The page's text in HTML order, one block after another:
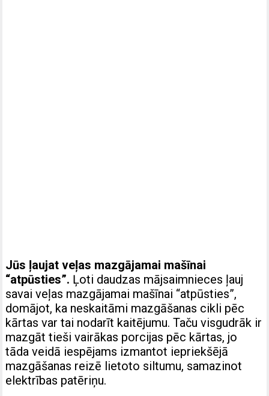
Jūs ļaujat veļas mazgājamai mašīnai
“atpūsties”. Ļoti daudzas mājsaimnieces ļauj
savai veļas mazgājamai mašīnai “atpūsties”,
domājot, ka neskaitāmi mazgāšanas cikli pēc
kārtas var tai nodarīt kaitējumu. Taču visgudrāk ir
mazgāt tieši vairākas porcijas pēc kārtas, jo
tāda veidā iespējams izmantot iepriekšējā
mazgāšanas reizē lietoto siltumu, samazinot
elektrības patēriņu.